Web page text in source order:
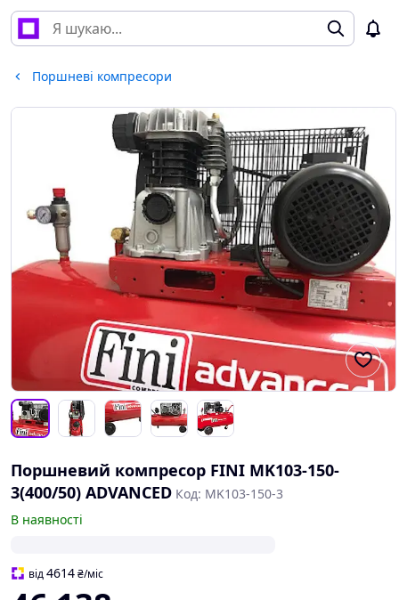
Поршневі компресори
Поршневий компресор FINI MK103-150-
3(400/50) ADVANCED Код: MK103-150-3
В наявності
від4614₴/міс